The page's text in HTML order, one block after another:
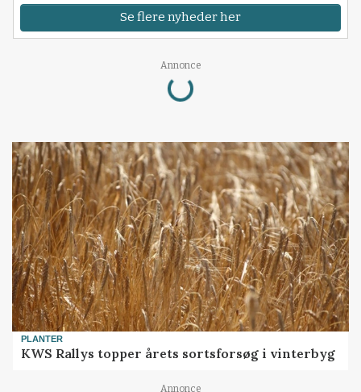
Se flere nyheder her
Annonce
Loading...
PLANTER
KWS Rallys topper årets sortsforsøg i vinterbyg
Annonce